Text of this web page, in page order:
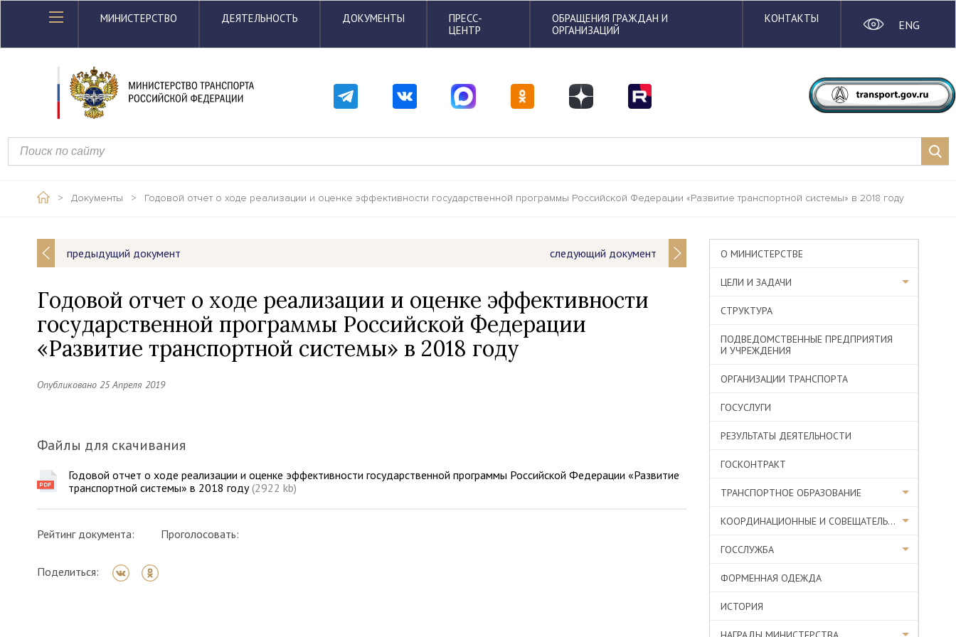
МИНИСТЕРСТВО ДЕЯТЕЛЬНОСТЬ ДОКУМЕНТЫ
ПРЕСС-
ЦЕНТР
ОБРАЩЕНИЯ ГРАЖДАН И
ОРГАНИЗАЦИЙ
КОНТАКТЫ ENG
> Документы > Годовой отчет о ходе реализации и оценке эффективности государственной программы Российской Федерации «Развитие транспортной системы» в 2018 году
предыдущий документ следующий документ
Годовой отчет о ходе реализации и оценке эффективности
государственной программы Российской Федерации
«Развитие транспортной системы» в 2018 году
Опубликовано 25 Апреля 2019
Файлы для скачивания
Годовой отчет о ходе реализации и оценке эффективности государственной программы Российской Федерации «Развитие
транспортной системы» в 2018 году(2922 kb)
Рейтинг документа: Проголосовать:
Поделиться:
О МИНИСТЕРСТВЕ
ЦЕЛИ И ЗАДАЧИ
СТРУКТУРА
ПОДВЕДОМСТВЕННЫЕ ПРЕДПРИЯТИЯ
И УЧРЕЖДЕНИЯ
ОРГАНИЗАЦИИ ТРАНСПОРТА
ГОСУСЛУГИ
РЕЗУЛЬТАТЫ ДЕЯТЕЛЬНОСТИ
ГОСКОНТРАКТ
ТРАНСПОРТНОЕ ОБРАЗОВАНИЕ
КООРДИНАЦИОННЫЕ И СОВЕЩАТЕЛЬНЫЕ ОРГАНЫ
ГОССЛУЖБА
ФОРМЕННАЯ ОДЕЖДА
ИСТОРИЯ